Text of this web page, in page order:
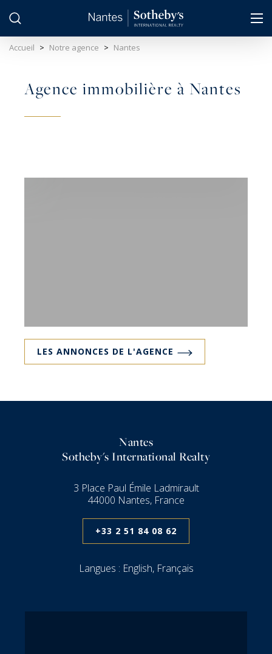
Accueil > Notre agence > Nantes
Agence immobilière à Nantes
LES ANNONCES DE L'AGENCE
Nantes
Sotheby's International Realty
3 Place Paul Émile Ladmirault
44000 Nantes, France
+33 2 51 84 08 62
Langues : English, Français